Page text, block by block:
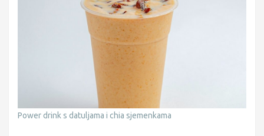
Power drink s datuljama i chia sjemenkama